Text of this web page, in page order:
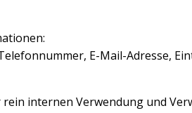
E-Mail-Adresse,
internen Verwendung und